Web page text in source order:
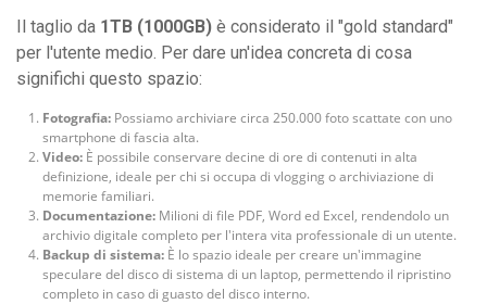
Il taglio da 1TB (1000GB) è considerato il "gold standard"
per l'utente medio. Per dare un'idea concreta di cosa
significhi questo spazio:
Fotografia: Possiamo archiviare circa 250.000 foto scattate con uno
smartphone di fascia alta.
Video: È possibile conservare decine di ore di contenuti in alta
definizione, ideale per chi si occupa di vlogging o archiviazione di
memorie familiari.
Documentazione: Milioni di file PDF, Word ed Excel, rendendolo un
archivio digitale completo per l'intera vita professionale di un utente.
Backup di sistema: È lo spazio ideale per creare un'immagine
speculare del disco di sistema di un laptop, permettendo il ripristino
completo in caso di guasto del disco interno.